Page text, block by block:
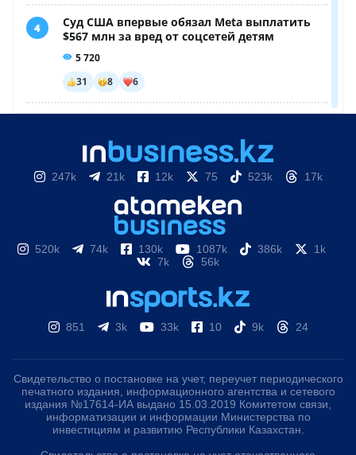
247k 21k 12k 75 523k 17k
520k 74k 130k 1087k 386k
1k
7k
56k
851 3k 33k 10 9k 24
Свидетельство о постановке на учет, переучет периодического
печатного издания, информационного агентства и сетевого
издания №17614-ИА выдано 15.03.2019 Комитетом связи,
информатизации и информации Министерства по
инвестициям и развитию Республики Казахстан.